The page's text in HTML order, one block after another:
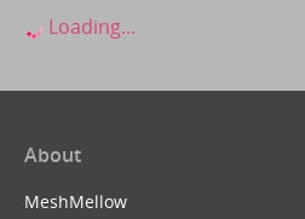
Loading...
About
MeshMellow